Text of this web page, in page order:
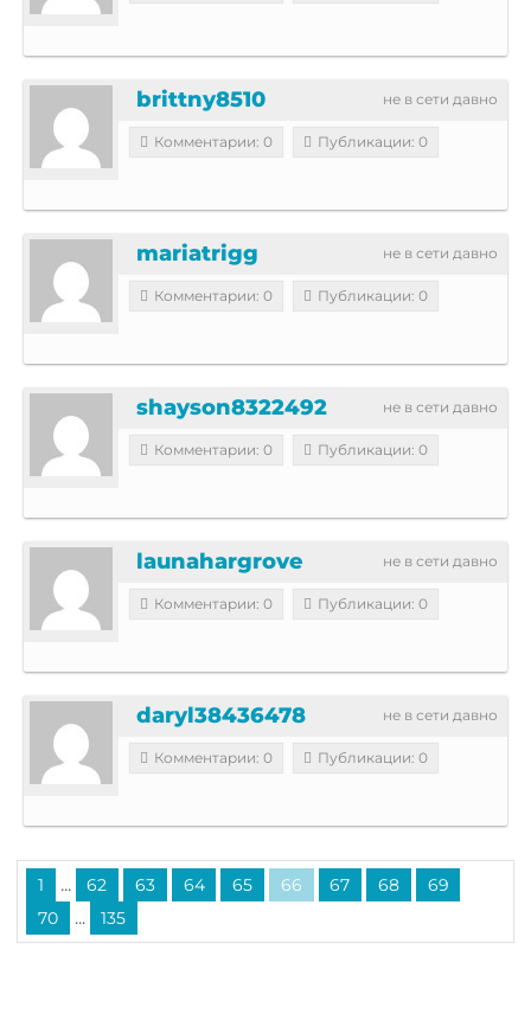
не в сети давно
brittny8510
Комментарии: 0 Публикации: 0
не в сети давно
mariatrigg
Комментарии: 0 Публикации: 0
не в сети давно
shayson8322492
Комментарии: 0 Публикации: 0
не в сети давно
launahargrove
Комментарии: 0 Публикации: 0
не в сети давно
daryl38436478
Комментарии: 0 Публикации: 0
1 ... 62 63 64 65 66 67 68
69
70
... 135